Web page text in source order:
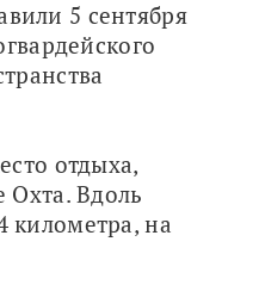
5 сентября
отдыха,
Охта. Вдоль
километра, на